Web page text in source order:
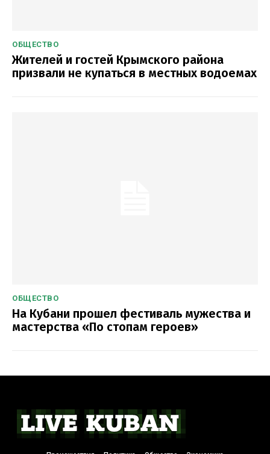
ОБЩЕСТВО
Жителей и гостей Крымского района
призвали не купаться в местных водоемах
ОБЩЕСТВО
На Кубани прошел фестиваль мужества и
мастерства «По стопам героев»